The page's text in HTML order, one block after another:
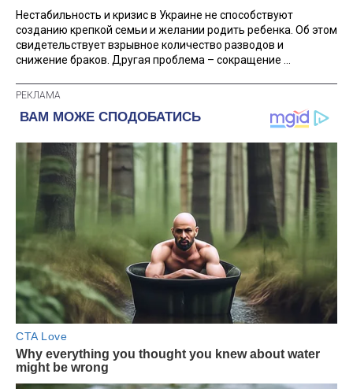
Нестабильность и кризис в Украине не способствуют
созданию крепкой семьи и желании родить ребенка. Об этом
свидетельствует взрывное количество разводов и
снижение браков. Другая проблема – сокращение ...